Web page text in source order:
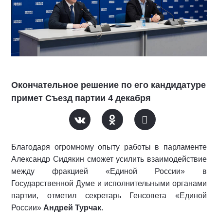
Окончательное решение по его кандидатуре
примет Съезд партии 4 декабря
Благодаря огромному опыту работы в парламенте
Александр Сидякин сможет усилить взаимодействие
между фракцией «Единой России» в
Государственной Думе и исполнительными органами
партии, отметил секретарь Генсовета «Единой
России» Андрей Турчак.